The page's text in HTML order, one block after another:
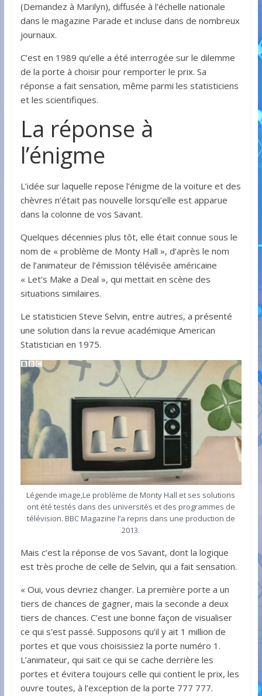
(Demandez à Marilyn), diffusée à l’échelle nationale
dans le magazine Parade et incluse dans de nombreux
journaux.
C’est en 1989 qu’elle a été interrogée sur le dilemme
de la porte à choisir pour remporter le prix. Sa
réponse a fait sensation, même parmi les statisticiens
et les scientifiques.
La réponse à
l’énigme
L’idée sur laquelle repose l’énigme de la voiture et des
chèvres n’était pas nouvelle lorsqu’elle est apparue
dans la colonne de vos Savant.
Quelques décennies plus tôt, elle était connue sous le
nom de « problème de Monty Hall », d’après le nom
de l’animateur de l’émission télévisée américaine
« Let’s Make a Deal », qui mettait en scène des
situations similaires.
Le statisticien Steve Selvin, entre autres, a présenté
une solution dans la revue académique American
Statistician en 1975.
Légende image,Le problème de Monty Hall et ses solutions
ont été testés dans des universités et des programmes de
télévision. BBC Magazine l’a repris dans une production de
2013.
Mais c’est la réponse de vos Savant, dont la logique
est très proche de celle de Selvin, qui a fait sensation.
« Oui, vous devriez changer. La première porte a un
tiers de chances de gagner, mais la seconde a deux
tiers de chances. C’est une bonne façon de visualiser
ce qui s’est passé. Supposons qu’il y ait 1 million de
portes et que vous choisissiez la porte numéro 1.
L’animateur, qui sait ce qui se cache derrière les
portes et évitera toujours celle qui contient le prix, les
ouvre toutes, à l’exception de la porte 777 777.